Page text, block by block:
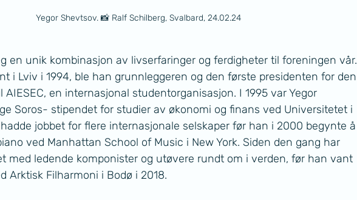
Yegor Shevtsov. 📸 Ralf Schilberg, Svalbard, 24.02.24
en unik kombinasjon av livserfaringer og ferdigheter til foreningen vår.
i Lviv i 1994, ble han grunnleggeren og den første presidenten for den
AIESEC, en internasjonal studentorganisasjon. I 1995 var Yegor
Soros- stipendet for studier av økonomi og finans ved Universitetet i
jobbet for flere internasjonale selskaper før han i 2000 begynte å
ved Manhattan School of Music i New York. Siden den gang har
med ledende komponister og utøvere rundt om i verden, før han vant
Arktisk Filharmoni i Bodø i 2018.